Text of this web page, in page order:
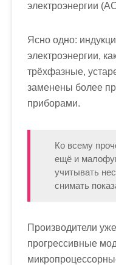
электроэнергии
Ясно одно:
электроэнергии,
трёхфазные,
заменены более
приборами.
Ко всему
ещё и
учитывать
снимать
Производители
прогрессивные